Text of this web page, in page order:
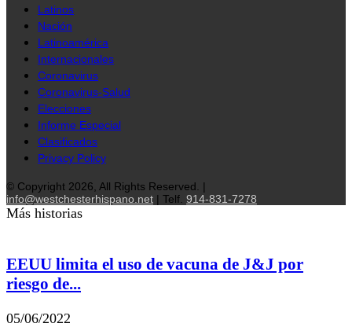
Latinos
Nación
Latinoamérica
Internacionales
Coronavirus
Coronavirus-Salud
Elecciones
Informe Especial
Clasificados
Privacy Policy
© Copyright 2026, All Rights Reserved. |
info@westchesterhispano.net | Telf. 914-831-7278
Más historias
EEUU limita el uso de vacuna de J&J por
riesgo de...
05/06/2022